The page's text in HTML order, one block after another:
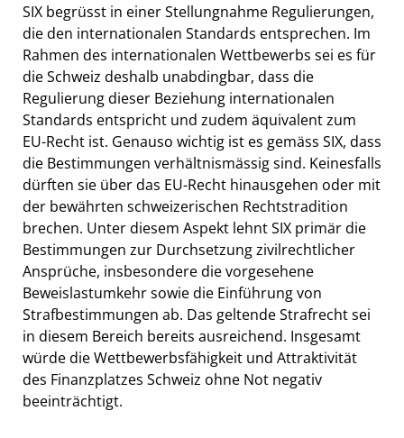
SIX begrüsst in einer Stellungnahme Regulierungen,
die den internationalen Standards entsprechen. Im
Rahmen des internationalen Wettbewerbs sei es für
die Schweiz deshalb unabdingbar, dass die
Regulierung dieser Beziehung internationalen
Standards entspricht und zudem äquivalent zum
EU-Recht ist. Genauso wichtig ist es gemäss SIX, dass
die Bestimmungen verhältnismässig sind. Keinesfalls
dürften sie über das EU-Recht hinausgehen oder mit
der bewährten schweizerischen Rechtstradition
brechen. Unter diesem Aspekt lehnt SIX primär die
Bestimmungen zur Durchsetzung zivilrechtlicher
Ansprüche, insbesondere die vorgesehene
Beweislastumkehr sowie die Einführung von
Strafbestimmungen ab. Das geltende Strafrecht sei
in diesem Bereich bereits ausreichend. Insgesamt
würde die Wettbewerbsfähigkeit und Attraktivität
des Finanzplatzes Schweiz ohne Not negativ
beeinträchtigt.